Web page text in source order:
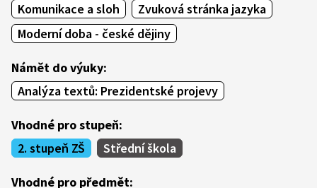
Komunikace a sloh
Zvuková stránka jazyka
Moderní doba - české dějiny
Námět do výuky:
Analýza textů: Prezidentské projevy
Vhodné pro stupeň:
2. stupeň ZŠ
Střední škola
Vhodné pro předmět: